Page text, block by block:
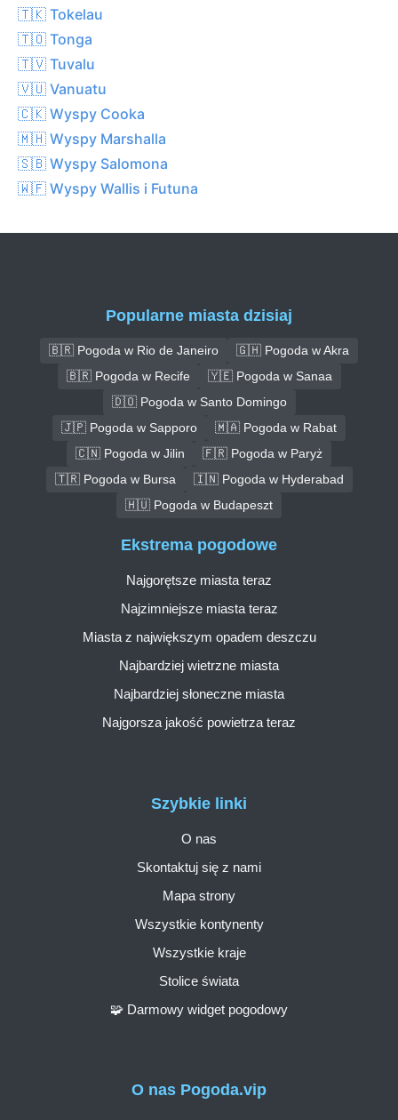
🇹🇰 Tokelau
🇹🇴 Tonga
🇹🇻 Tuvalu
🇻🇺 Vanuatu
🇨🇰 Wyspy Cooka
🇲🇭 Wyspy Marshalla
🇸🇧 Wyspy Salomona
🇼🇫 Wyspy Wallis i Futuna
Popularne miasta dzisiaj
🇧🇷 Pogoda w Rio de Janeiro
🇬🇭 Pogoda w Akra
🇧🇷 Pogoda w Recife
🇾🇪 Pogoda w Sanaa
🇩🇴 Pogoda w Santo Domingo
🇯🇵 Pogoda w Sapporo
🇲🇦 Pogoda w Rabat
🇨🇳 Pogoda w Jilin
🇫🇷 Pogoda w Paryż
🇹🇷 Pogoda w Bursa
🇮🇳 Pogoda w Hyderabad
🇭🇺 Pogoda w Budapeszt
O nas Pogoda.vip
Szybkie linki
O nas
Skontaktuj się z nami
Mapa strony
Wszystkie kontynenty
Wszystkie kraje
Stolice świata
🧩 Darmowy widget pogodowy
Ekstrema pogodowe
Najgorętsze miasta teraz
Najzimniejsze miasta teraz
Miasta z największym opadem deszczu
Najbardziej wietrzne miasta
Najbardziej słoneczne miasta
Najgorsza jakość powietrza teraz